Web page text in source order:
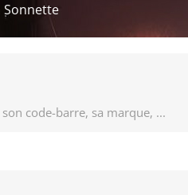
code-barre, sa marque, ...